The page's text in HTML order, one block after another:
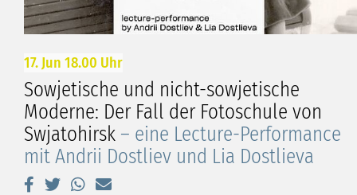
17. Jun 18.00 Uhr
Sowjetische und nicht-sowjetische
Moderne: Der Fall der Fotoschule von
Swjatohirsk – eine Lecture-Performance
mit Andrii Dostliev und Lia Dostlieva